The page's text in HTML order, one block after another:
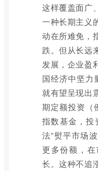
这样覆盖面广
一种长期主义
动在所难免，
跌。但从长远
发展，企业盈
国经济中坚力
就有望呈现出
期定额投资（
指数基金，投
法”熨平市场
更多份额，
长。这种不追